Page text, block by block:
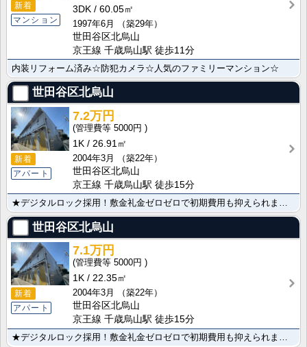
新着
マンション
3DK
60.05㎡
1997年6月
（築29年）
世田谷区北烏山
京王線 千歳烏山駅 徒歩11分
内装リフォーム済み☆防犯カメラ☆人気のファミリーマンション☆
世田谷区北烏山
新着
アパート
7.2万円
5000円
1K
26.91㎡
2004年3月
（築22年）
世田谷区北烏山
京王線 千歳烏山駅 徒歩15分
世田谷区北烏山
新着
アパート
7.1万円
5000円
1K
22.35㎡
2004年3月
（築22年）
世田谷区北烏山
京王線 千歳烏山駅 徒歩15分